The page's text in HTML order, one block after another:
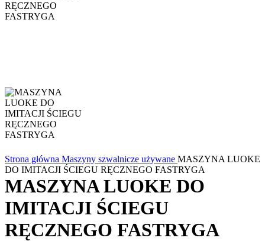
Strona główna Maszyny szwalnicze używane MASZYNA LUOKE
DO IMITACJI ŚCIEGU RĘCZNEGO FASTRYGA
MASZYNA LUOKE DO
IMITACJI ŚCIEGU
RĘCZNEGO FASTRYGA